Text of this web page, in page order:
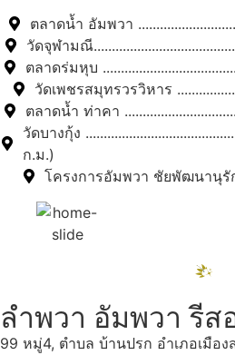
ตลาดน้ำ อัมพวา
วัดจุฬามณี
ตลาดร่มหุบ
วัดเพชรสมุทรวรวิหาร
ตลาดน้ำ ท่าคา
วัดบางกุ้ง
ก.ม.)
โครงการอัมพวา ชัยพัฒนานุรัก
ลำพวา อัมพวา รีส
99 หมู่4, ตำบล บ้านปรก อำเภอเมือ